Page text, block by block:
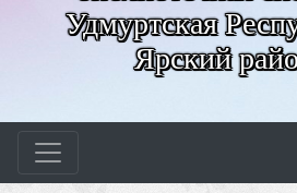
Удмуртская
Ярский